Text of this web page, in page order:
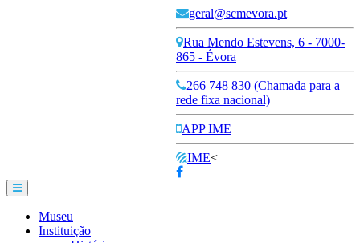
geral@scmevora.pt
Rua Mendo Estevens, 6 - 7000-
865 - Évora
266 748 830 (Chamada para a
rede fixa nacional)
APP IME
IME<
Museu
Instituição